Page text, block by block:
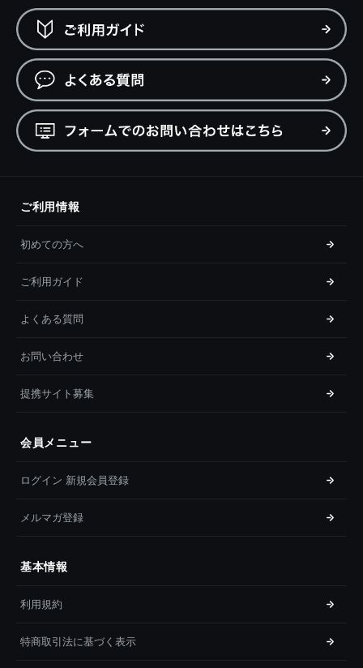
ご利用情報
初めての方へ
ご利用ガイド
よくある質問
お問い合わせ
提携サイト募集
会員メニュー
ログイン 新規会員登録
メルマガ登録
基本情報
利用規約
特商取引法に基づく表示